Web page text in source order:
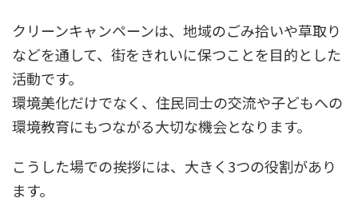
クリーンキャンペーンは、地域のごみ拾いや草取り
などを通して、街をきれいに保つことを目的とした
活動です。
環境美化だけでなく、住民同士の交流や子どもへの
環境教育にもつながる大切な機会となります。
こうした場での挨拶には、大きく3つの役割があり
ます。